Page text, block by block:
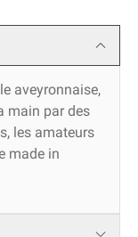
aveyronnaise,
main par des
les amateurs
made in